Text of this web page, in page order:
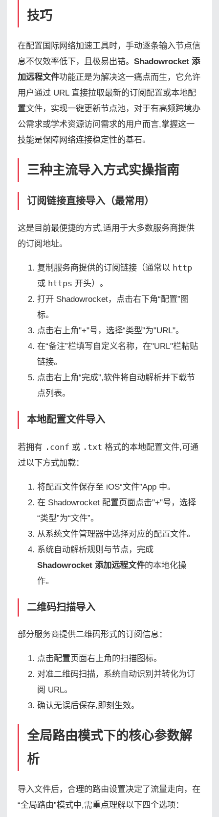
技巧
在配置国际网络加速工具时，手动逐条输入节点信
息不仅效率低下，且极易出错。 Shadowrocket 添
加远程文件功能正是为解决这一痛点而生，它允许
用户通过 URL 直接拉取最新的订阅配置或本地配
置文件，实现一键更新节点池，对于有高频跨境办
公需求或学术资源访问需求的用户而言,掌握这一
技能是保障网络连接稳定性的基石。
三种主流导入方式实操指南
订阅链接直接导入（最常用）
这是目前最便捷的方式,适用于大多数服务商提供
的订阅地址。
复制服务商提供的订阅链接（通常以 http
或 https 开头）。
打开 Shadowrocket，点击右下角“配置”图
标。
点击右上角"+"号，选择“类型”为"URL"。
在“备注”栏填写自定义名称，在"URL"栏粘贴
链接。
点击右上角“完成”,软件将自动解析并下载节
点列表。
本地配置文件导入
若拥有 .conf 或 .txt 格式的本地配置文件,可通
过以下方式加载：
将配置文件保存至 iOS“文件”App 中。
在 Shadowrocket 配置页面点击"+"号，选择
“类型”为“文件”。
从系统文件管理器中选择对应的配置文件。
系统自动解析规则与节点，完成
Shadowrocket 添加远程文件的本地化操
作。
二维码扫描导入
部分服务商提供二维码形式的订阅信息：
点击配置页面右上角的扫描图标。
对准二维码扫描，系统自动识别并转化为订
阅 URL。
确认无误后保存,即刻生效。
全局路由模式下的核心参数解
析
导入文件后，合理的路由设置决定了流量走向，在
“全局路由”模式中,需重点理解以下四个选项：